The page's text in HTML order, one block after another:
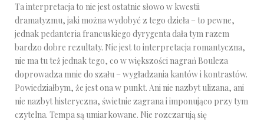
Ta interpretacja to nie jest ostatnie słowo w kwestii
dramatyzmu, jaki można wydobyć z tego dzieła – to pewne,
jednak pedanteria francuskiego dyrygenta dała tym razem
bardzo dobre rezultaty. Nie jest to interpretacja romantyczna,
nie ma tu też jednak tego, co w większości nagrań Bouleza
doprowadza mnie do szału – wygładzania kantów i kontrastów.
Powiedziałbym, że jest ona w punkt. Ani nie nazbyt ulizana, ani
nie nazbyt histeryczna, świetnie zagrana i imponująco przy tym
czytelna. Tempa są umiarkowane. Nie rozczarują się